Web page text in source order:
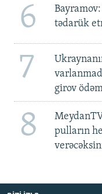
6
tədarük
7
girov
8
pulların